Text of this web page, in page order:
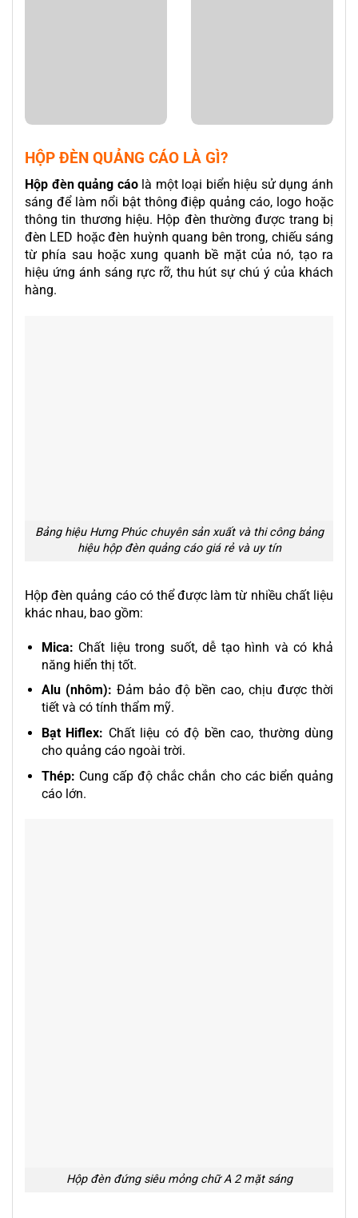
HỘP ĐÈN QUẢNG CÁO LÀ GÌ?
Hộp đèn quảng cáolà một loại biển hiệu sử dụng ánh
sáng để làm nổi bật thông điệp quảng cáo, logo hoặc
thông tin thương hiệu. Hộp đèn thường được trang bị
đèn LED hoặc đèn huỳnh quang bên trong, chiếu sáng
từ phía sau hoặc xung quanh bề mặt của nó, tạo ra
hiệu ứng ánh sáng rực rỡ, thu hút sự chú ý của khách
hàng.
Bảng hiệu Hưng Phúc chuyên sản xuất và thi công bảng
hiệu hộp đèn quảng cáo giá rẻ và uy tín
Hộp đèn quảng cáo có thể được làm từ nhiều chất liệu
khác nhau, bao gồm:
Mica: Chất liệu trong suốt, dễ tạo hình và có khả
năng hiển thị tốt.
Alu (nhôm): Đảm bảo độ bền cao, chịu được thời
tiết và có tính thẩm mỹ.
Bạt Hiflex: Chất liệu có độ bền cao, thường dùng
cho quảng cáo ngoài trời.
Thép: Cung cấp độ chắc chắn cho các biển quảng
cáo lớn.
Hộp đèn đứng siêu mỏng chữ A 2 mặt sáng